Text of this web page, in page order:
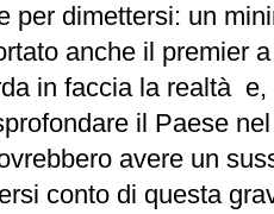
per dimettersi: un
anche il premier
in faccia la realtà
il Paese
avere un
conto di questa